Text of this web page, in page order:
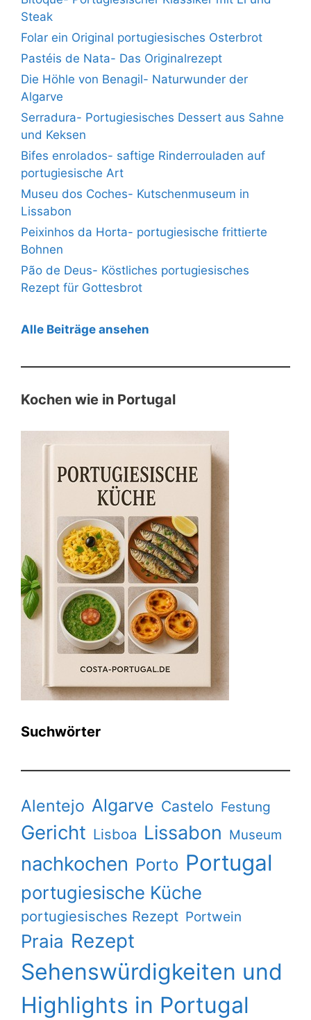
Steak
Folar ein Original portugiesisches Osterbrot
Pastéis de Nata- Das Originalrezept
Die Höhle von Benagil- Naturwunder der
Algarve
Serradura- Portugiesisches Dessert aus Sahne
und Keksen
Bifes enrolados- saftige Rinderrouladen auf
portugiesische Art
Museu dos Coches- Kutschenmuseum in
Lissabon
Peixinhos da Horta- portugiesische frittierte
Bohnen
Pão de Deus- Köstliches portugiesisches
Rezept für Gottesbrot
Alle Beiträge ansehen
Kochen wie in Portugal
Suchwörter
Alentejo Algarve Castelo Festung
Gericht Lisboa Lissabon Museum
nachkochen Porto Portugal
portugiesische Küche
portugiesisches Rezept Portwein
Praia Rezept
Sehenswürdigkeiten und
Highlights in Portugal